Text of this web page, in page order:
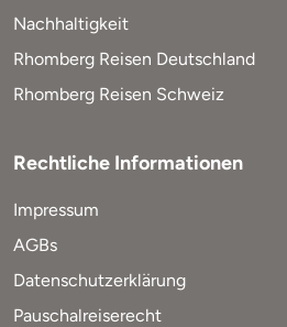
Nachhaltigkeit
Rhomberg Reisen Deutschland
Rhomberg Reisen Schweiz
Rechtliche Informationen
Impressum
AGBs
Datenschutzerklärung
Pauschalreiserecht